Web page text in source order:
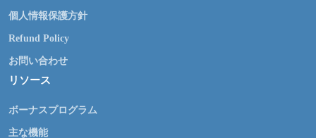
個人情報保護方針
Refund Policy
お問い合わせ
リソース
ボーナスプログラム
主な機能